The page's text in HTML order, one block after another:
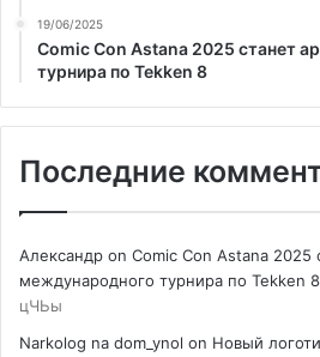
19/06/2025
Comic Con Astana 2025 станет
турнира по Tekken 8
Последние
Александр on Comic Con Astana 2025
международного турнира по Tekken 8
цЧЬы
Narkolog na dom_ynol on Новый